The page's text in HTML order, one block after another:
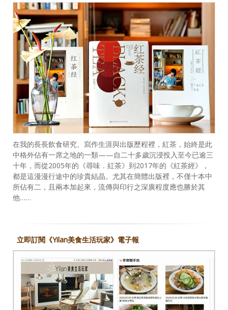
在我的長長飲食研究、寫作生涯與出版歷程裡，紅茶，始終是此
中格外佔有一席之地的一類——自二十多歲沉浸投入至今已逾三
十年，而從2005年的《尋味．紅茶》到2017年的《紅茶經》，
都是這漫漫行途中的珍貴結晶。尤其在簡體出版裡，不僅十本中
所佔有二，且兩本加起來，流傳與印行之深廣程度應也勝於其
他……
立即訂閱《Yilan美食生活玩家》電子報